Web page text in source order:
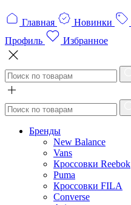
Главная Новинки
Профиль
Избранное
Бренды
New Balance
Vans
Кроссовки Reebok
Puma
Кроссовки FILA
Converse